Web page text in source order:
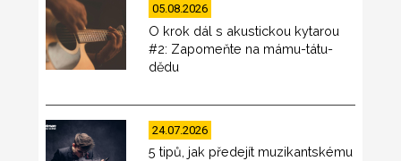
05.08.2026
O krok dál s akustickou kytarou
#2: Zapomeňte na mámu-tátu-
dědu
24.07.2026
5 tipů, jak předejít muzikantskému